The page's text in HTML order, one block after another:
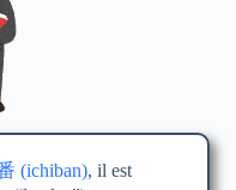
(ichiban), il est